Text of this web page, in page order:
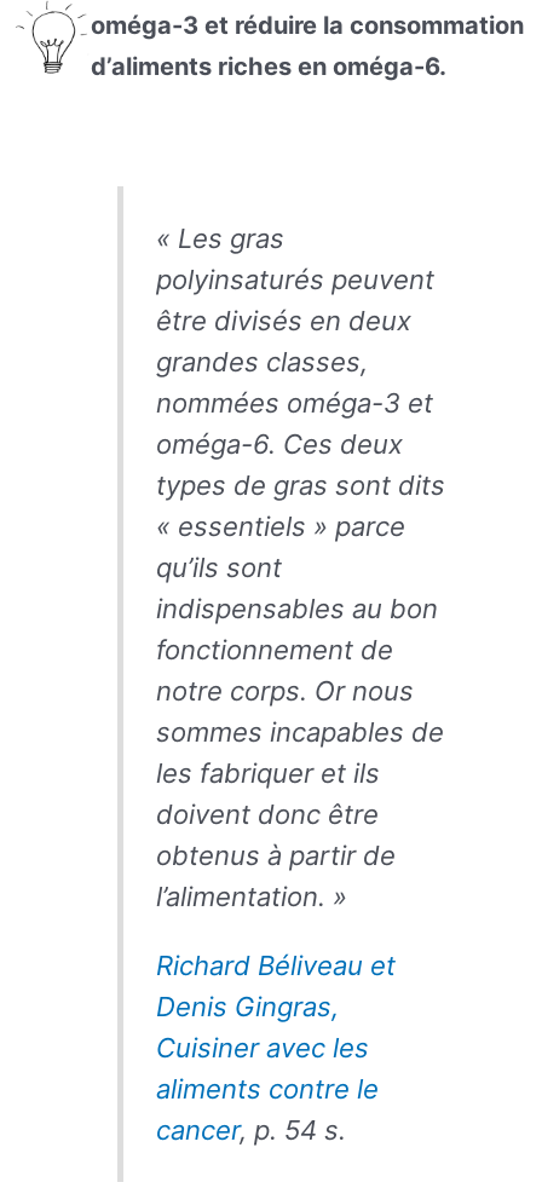
oméga-3 et réduire la consommation
d’aliments riches en oméga-6.
« Les gras
polyinsaturés peuvent
être divisés en deux
grandes classes,
nommées oméga-3 et
oméga-6. Ces deux
types de gras sont dits
« essentiels » parce
qu’ils sont
indispensables au bon
fonctionnement de
notre corps. Or nous
sommes incapables de
les fabriquer et ils
doivent donc être
obtenus à partir de
l’alimentation. »
Richard Béliveau et
Denis Gingras,
Cuisiner avec les
aliments contre le
cancer, p. 54 s.